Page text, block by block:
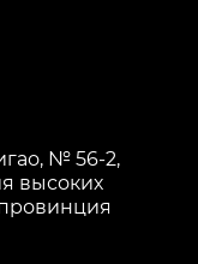
№ 56-2,
высоких